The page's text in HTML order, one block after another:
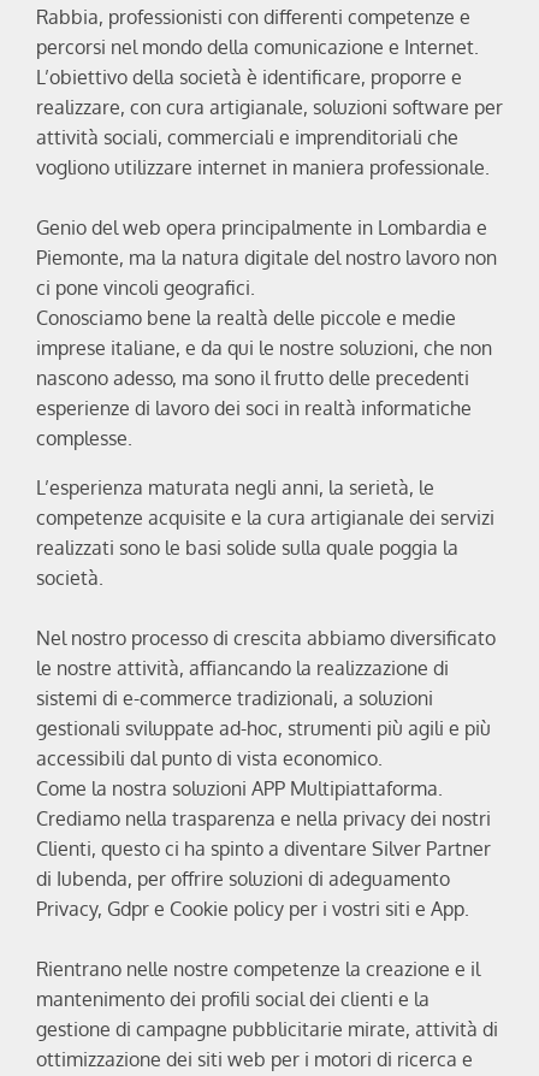
Rabbia, professionisti con differenti competenze e
percorsi nel mondo della comunicazione e Internet.
L’obiettivo della società è identificare, proporre e
realizzare, con cura artigianale, soluzioni software per
attività sociali, commerciali e imprenditoriali che
vogliono utilizzare internet in maniera professionale.
Genio del web opera principalmente in Lombardia e
Piemonte, ma la natura digitale del nostro lavoro non
ci pone vincoli geografici.
Conosciamo bene la realtà delle piccole e medie
imprese italiane, e da qui le nostre soluzioni, che non
nascono adesso, ma sono il frutto delle precedenti
esperienze di lavoro dei soci in realtà informatiche
complesse.
L’esperienza maturata negli anni, la serietà, le
competenze acquisite e la cura artigianale dei servizi
realizzati sono le basi solide sulla quale poggia la
società.
Nel nostro processo di crescita abbiamo diversificato
le nostre attività, affiancando la realizzazione di
sistemi di e-commerce tradizionali, a soluzioni
gestionali sviluppate ad-hoc, strumenti più agili e più
accessibili dal punto di vista economico.
Come la nostra soluzioni APP Multipiattaforma.
Crediamo nella trasparenza e nella privacy dei nostri
Clienti, questo ci ha spinto a diventare Silver Partner
di Iubenda, per offrire soluzioni di adeguamento
Privacy, Gdpr e Cookie policy per i vostri siti e App.
Rientrano nelle nostre competenze la creazione e il
mantenimento dei profili social dei clienti e la
gestione di campagne pubblicitarie mirate, attività di
ottimizzazione dei siti web per i motori di ricerca e